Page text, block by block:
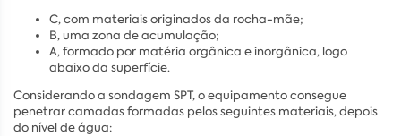
C, com materiais originados da rocha-mãe;
B, uma zona de acumulação;
A, formado por matéria orgânica e inorgânica, logo
abaixo da superfície.
Considerando a sondagem SPT, o equipamento consegue
penetrar camadas formadas pelos seguintes materiais, depois
do nível de água: